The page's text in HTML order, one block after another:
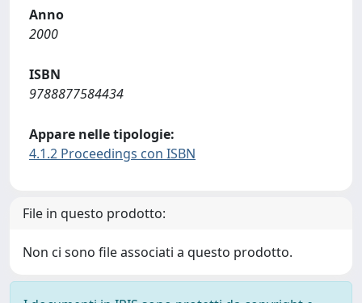
Anno
2000
ISBN
9788877584434
Appare nelle tipologie:
4.1.2 Proceedings con ISBN
File in questo prodotto:
Non ci sono file associati a questo prodotto.